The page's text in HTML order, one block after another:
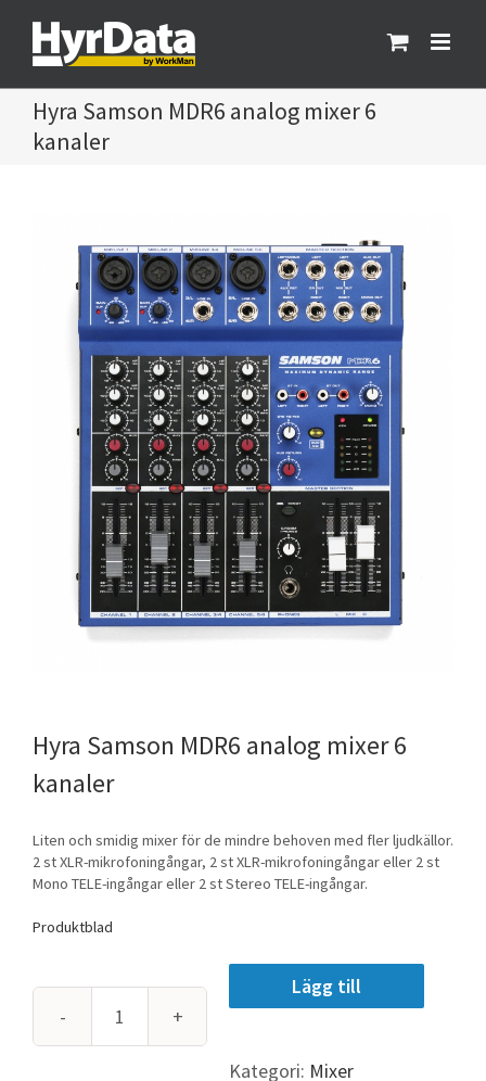
innehållet
Samson MDR6 analog mixer 6
kanaler
Samson MDR6 analog mixer 6
kanaler
Liten och smidig mixer för de mindre behoven med fler ljudkällor.
2 st XLR-mikrofoningångar, 2 st XLR-mikrofoningångar eller 2 st
Mono TELE-ingångar eller 2 st Stereo TELE-ingångar.
Produktblad
Samson
Lägg till
Kategori: Mixer